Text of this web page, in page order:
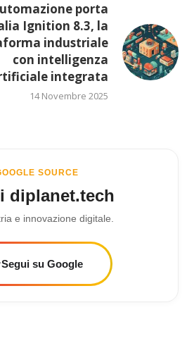
porta
Ignition 8.3, la
industriale
con intelligenza
integrata
14 Novembre 2025
SOURCE
diplanet.tech
e innovazione digitale.
Segui su Google